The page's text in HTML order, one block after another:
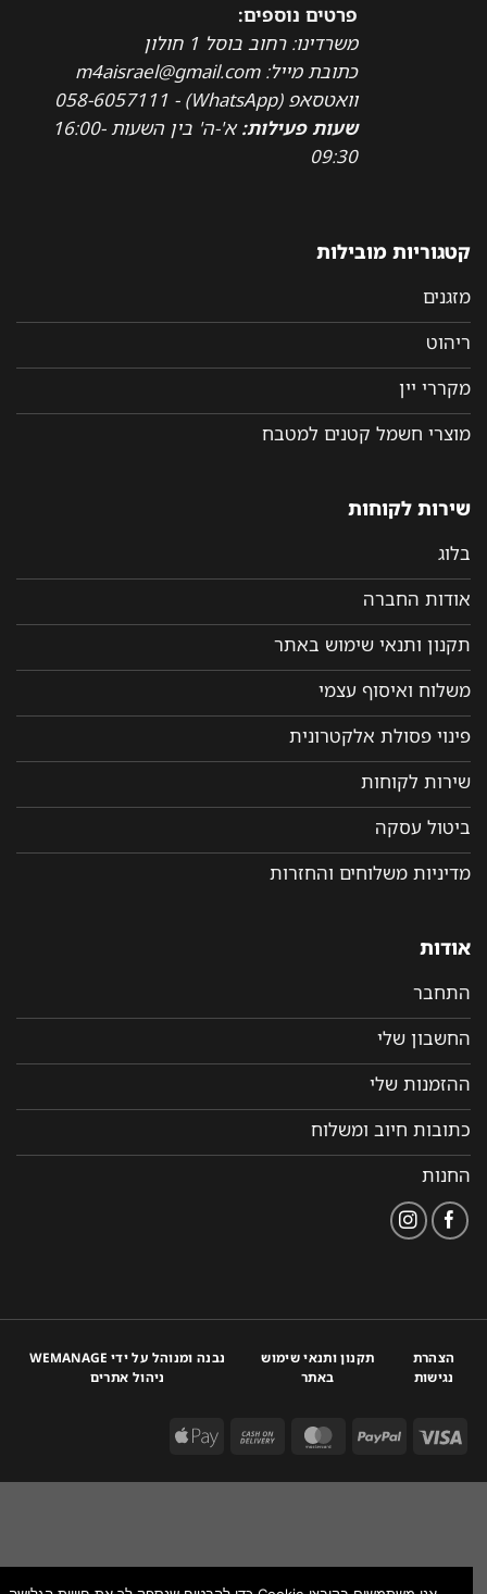
פרטים נוספים:
משרדינו: רחוב בוסל 1 חולון
כתובת מייל: m4aisrael@gmail.com
וואטסאפ (WhatsApp) - 058-6057111
שעות פעילות:
א'-ה' בין השעות 16:00-
09:30
קטגוריות מובילות
מזגנים
ריהוט
מקררי יין
מוצרי חשמל קטנים למטבח
שירות לקוחות
בלוג
אודות החברה
תקנון ותנאי שימוש באתר
משלוח ואיסוף עצמי
פינוי פסולת אלקטרונית
שירות לקוחות
ביטול עסקה
מדיניות משלוחים והחזרות
אודות
התחבר
החשבון שלי
ההזמנות שלי
כתובות חיוב ומשלוח
החנות
הצהרת
נגישות
תקנון ותנאי שימוש
באתר
נבנה ומנוהל על ידי WEMANAGE
ניהול אתרים